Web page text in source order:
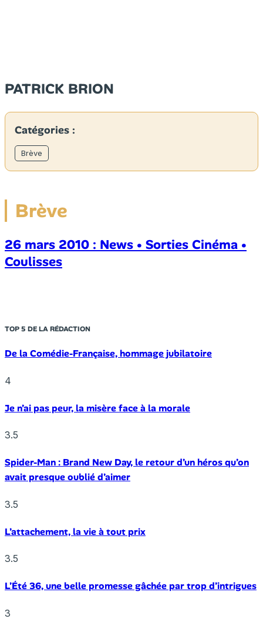
PATRICK BRION
Catégories :
Brève
Brève
26 mars 2010 : News • Sorties Cinéma •
Coulisses
TOP 5 DE LA RÉDACTION
De la Comédie-Française, hommage jubilatoire
4
Je n’ai pas peur, la misère face à la morale
3.5
Spider-Man : Brand New Day, le retour d’un héros qu’on
avait presque oublié d’aimer
3.5
L’attachement, la vie à tout prix
3.5
L’Été 36, une belle promesse gâchée par trop d’intrigues
3